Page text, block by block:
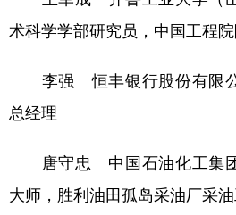
术科学学部研究员，中国工程
李强 恒丰银行股份有限公
总经理
唐守忠 中国石油化工集团
大师，胜利油田孤岛采油厂采油